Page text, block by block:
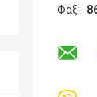
Φαξ: